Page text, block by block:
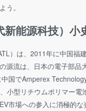
う。
新能源科技）小
）は、2011年に中国福
源流は、日本の電子部品
国でAmperex
小型リチウムポリマー電
市場への参入に消極的な